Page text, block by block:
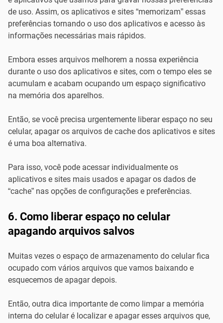
de uso. Assim, os aplicativos e sites “memorizam” essas
preferências tornando o uso dos aplicativos e acesso às
informações necessárias mais rápidos.
Embora esses arquivos melhorem a nossa experiência
durante o uso dos aplicativos e sites, com o tempo eles se
acumulam e acabam ocupando um espaço significativo
na memória dos aparelhos.
Então, se você precisa urgentemente liberar espaço no seu
celular, apagar os arquivos de cache dos aplicativos e sites
é uma boa alternativa.
Para isso, você pode acessar individualmente os
aplicativos e sites mais usados e apagar os dados de
“cache” nas opções de configurações e preferências.
6. Como liberar espaço no celular
apagando arquivos salvos
Muitas vezes o espaço de armazenamento do celular fica
ocupado com vários arquivos que vamos baixando e
esquecemos de apagar depois.
Então, outra dica importante de como limpar a memória
interna do celular é localizar e apagar esses arquivos que,